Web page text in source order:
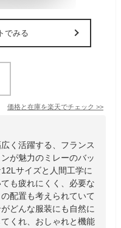
でみる
価格と在庫を楽天でチェック >>
く活躍する、フランス
が魅力のミレーのバッ
サイズと人間工学に
も疲れにくく、必要な
配置も考えられていて
どんな服装にも自然に
くれ、おしゃれと機能